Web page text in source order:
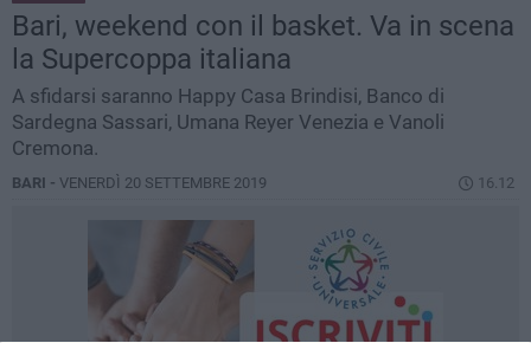
Bari, weekend con il basket. Va in scena
la Supercoppa italiana
A sfidarsi saranno Happy Casa Brindisi, Banco di
Sardegna Sassari, Umana Reyer Venezia e Vanoli
Cremona.
BARI - VENERDÌ 20 SETTEMBRE 2019 16.12